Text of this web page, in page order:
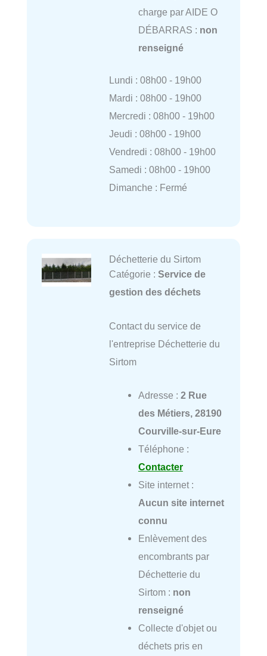
charge par AIDE O
DÉBARRAS : non
renseigné
Lundi : 08h00 - 19h00
Mardi : 08h00 - 19h00
Mercredi : 08h00 - 19h00
Jeudi : 08h00 - 19h00
Vendredi : 08h00 - 19h00
Samedi : 08h00 - 19h00
Dimanche : Fermé
Déchetterie du Sirtom
Catégorie : Service de
gestion des déchets
Contact du service de
l'entreprise Déchetterie du
Sirtom
Adresse : 2 Rue
des Métiers, 28190
Courville-sur-Eure
Téléphone :
Contacter
Site internet :
Aucun site internet
connu
Enlèvement des
encombrants par
Déchetterie du
Sirtom : non
renseigné
Collecte d'objet ou
déchets pris en